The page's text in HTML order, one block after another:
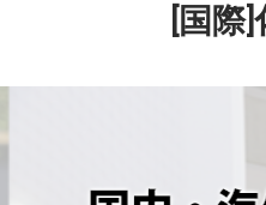
TOKYO)
アクセス
[国際